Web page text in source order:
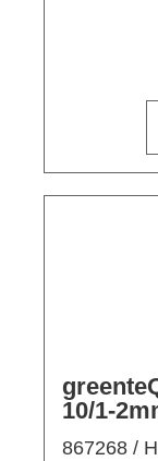
10/1-
außen/
867268 /